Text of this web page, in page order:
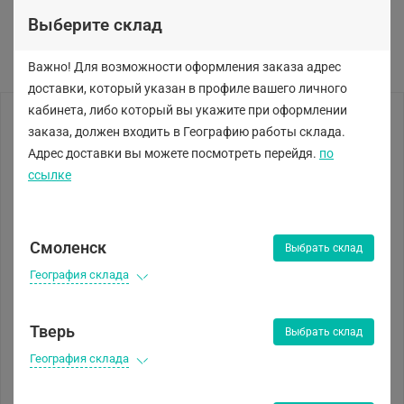
Выберите склад
Важно! Для возможности оформления заказа адрес
доставки, который указан в профиле вашего личного
кабинета, либо который вы укажите при оформлении
заказа, должен входить в Географию работы склада.
Адрес доставки вы можете посмотреть перейдя. по
ссылке
Смоленск Выбрать склад
География склада
Тверь Выбрать склад
География склада